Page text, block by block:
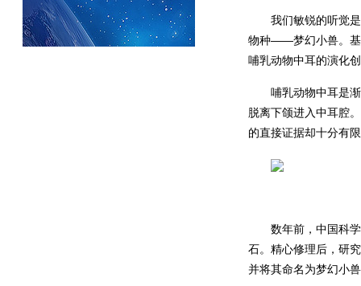
我们敏锐的听觉
物种——梦幻小兽。基
哺乳动物中耳的演化
哺乳动物中耳是
脱离下颌进入中耳腔
的直接证据却十分有
数年前，中国科
石。精心修理后，研
并将其命名为梦幻小